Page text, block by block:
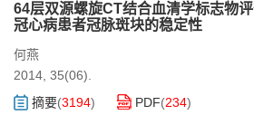
64层双源螺旋CT结合血清学标志物
冠心病患者冠脉斑块的稳定性
何燕
2014, 35(06).
摘要(3194) PDF(234)